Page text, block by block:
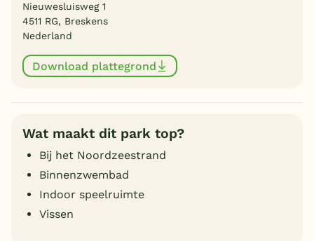
Nieuwesluisweg 1
4511 RG, Breskens
Nederland
Download plattegrond
Wat maakt dit park top?
Bij het Noordzeestrand
Binnenzwembad
Indoor speelruimte
Vissen